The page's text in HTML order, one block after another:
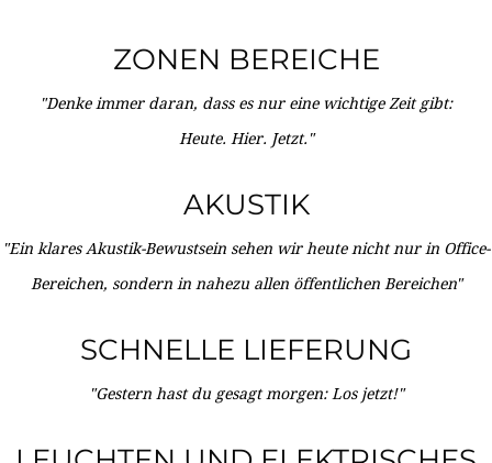
ZONEN BEREICHE
"Denke immer daran, dass es nur eine wichtige Zeit gibt:
Heute. Hier. Jetzt."
AKUSTIK
"Ein klares Akustik-Bewustsein sehen wir heute nicht nur in Office-
Bereichen, sondern in nahezu allen öffentlichen Bereichen"
SCHNELLE LIEFERUNG
"Gestern hast du gesagt morgen: Los jetzt!"